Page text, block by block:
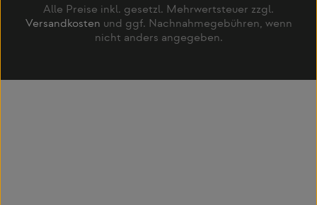
Alle Preise inkl. gesetzl. Mehrwertsteuer zzgl.
Versandkosten und ggf. Nachnahmegebühren, wenn
nicht anders angegeben.